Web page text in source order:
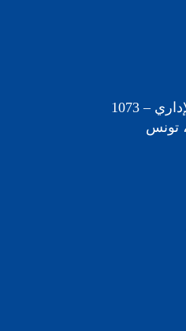
1، شارع اليابان، الحيّ الإداري – 1073